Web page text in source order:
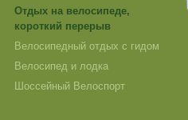
Отдых на велосипеде,
короткий перерыв
Велосипедный отдых с гидом
Велосипед и лодка
Шоссейный Велоспорт